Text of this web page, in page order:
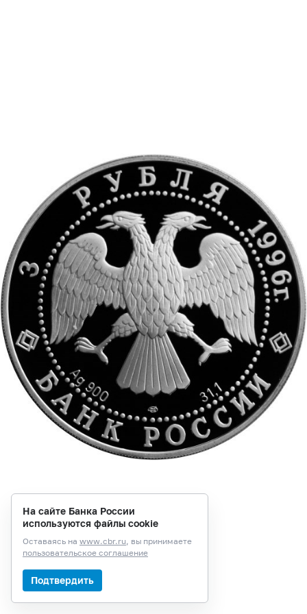
На сайте Банка России
используются файлы cookie
Оставаясь на www.cbr.ru, вы принимаете
пользовательское соглашение
Подтвердить